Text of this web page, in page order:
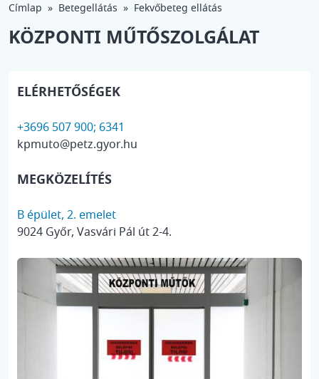
Címlap Betegellátás Fekvőbeteg ellátás
KÖZPONTI MŰTŐSZOLGÁLAT
ELÉRHETŐSÉGEK
+3696 507 900; 6341
kpmuto@petz.gyor.hu
MEGKÖZELÍTÉS
B épület, 2. emelet
9024 Győr, Vasvári Pál út 2-4.